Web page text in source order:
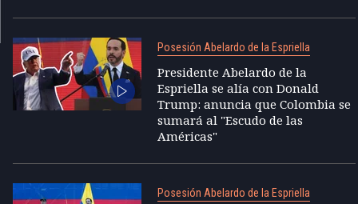
Posesión Abelardo de la Espriella
Presidente Abelardo de la
Espriella se alía con Donald
Trump: anuncia que Colombia se
sumará al "Escudo de las
Américas"
Posesión Abelardo de la Espriella